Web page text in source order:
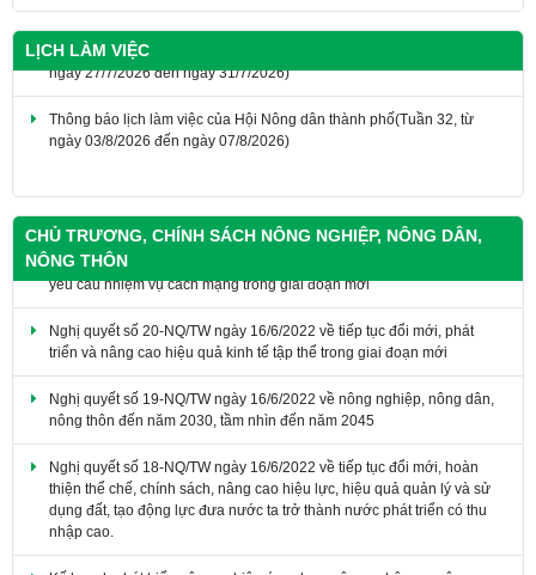
LỊCH LÀM VIỆC
Thông báo lịch làm việc của Hội Nông dân thành phố(Tuần 32, từ
THÔNG BÁO Lịch làm việc của Hội Nông dân thành phố (Tuần 31, từ
CHỦ TRƯƠNG, CHÍNH SÁCH NÔNG NGHIỆP, NÔNG DÂN,
NÔNG THÔN
Nghị quyết số 20-NQ/TW ngày 16/6/2022 về tiếp tục đổi mới, phát
Nghị quyết số 19-NQ/TW ngày 16/6/2022 về nông nghiệp, nông dân,
Nghị quyết số 18-NQ/TW ngày 16/6/2022 về tiếp tục đổi mới, hoàn
dụng đất, tạo động lực đưa nước ta trở thành nước phát triển có thu
nhập cao.
Kế hoạch phát triển nông nghiệp ứng dụng công nghệ cao, nông